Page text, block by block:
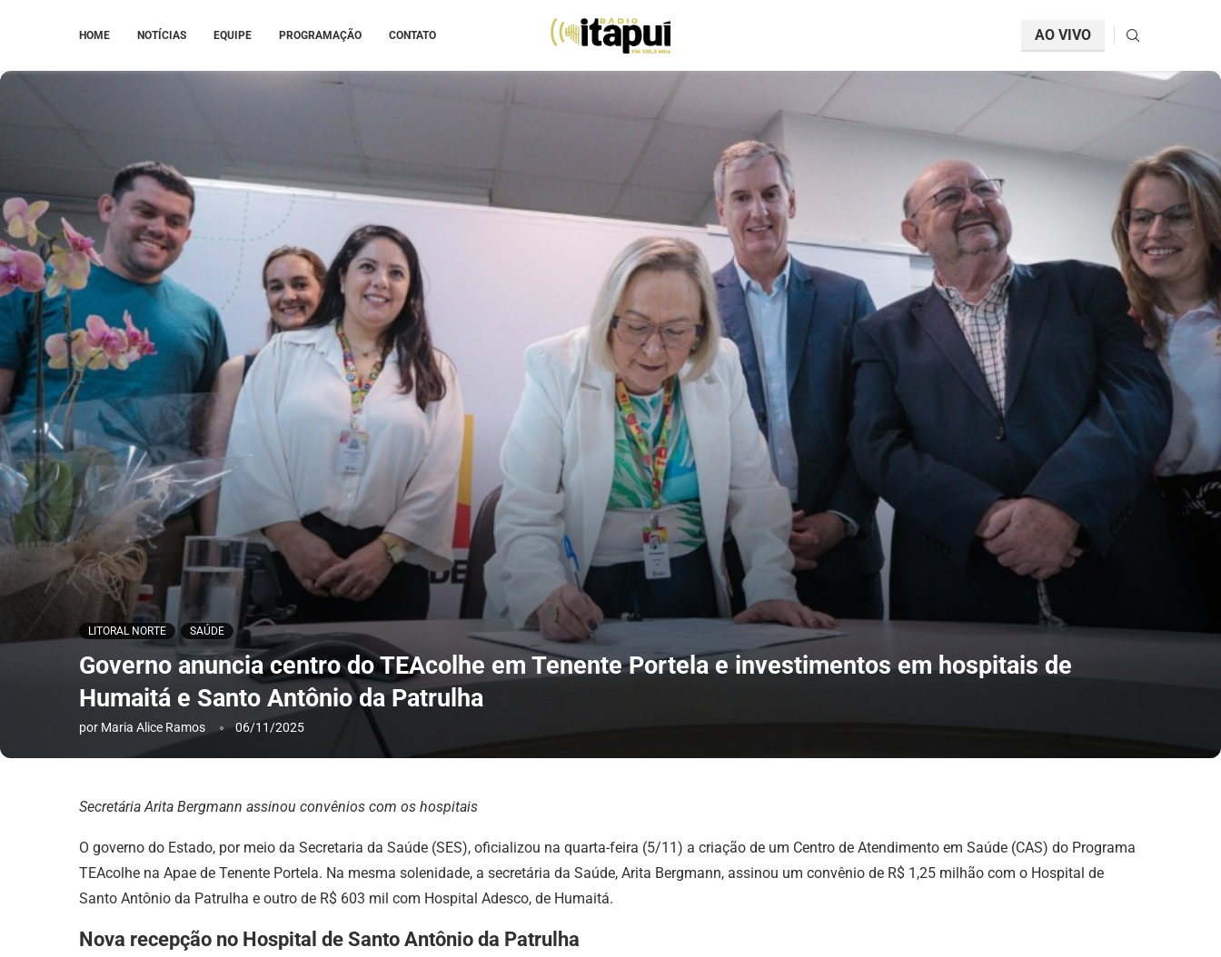
HOME NOTÍCIAS EQUIPE PROGRAMAÇÃO CONTATO AO VIVO
LITORAL NORTE SAÚDE
Governo anuncia centro do TEAcolhe em Tenente Portela e investimentos em hospitais de
Humaitá e Santo Antônio da Patrulha
por Maria Alice Ramos 06/11/2025
Secretária Arita Bergmann assinou convênios com os hospitais
O governo do Estado, por meio da Secretaria da Saúde (SES), oficializou na quarta-feira (5/11) a criação de um Centro de Atendimento em Saúde (CAS) do Programa
TEAcolhe na Apae de Tenente Portela. Na mesma solenidade, a secretária da Saúde, Arita Bergmann, assinou um convênio de R$ 1,25 milhão com o Hospital de
Santo Antônio da Patrulha e outro de R$ 603 mil com Hospital Adesco, de Humaitá.
Nova recepção no Hospital de Santo Antônio da Patrulha